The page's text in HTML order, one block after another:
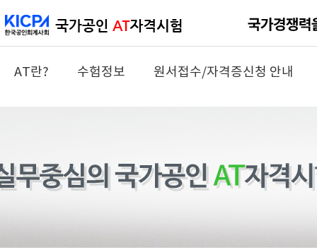
AT란? 수험정보 원서접수/자격증신청 안내